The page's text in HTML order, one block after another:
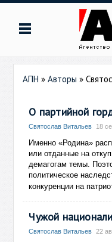
АПН »Авторы »
О партийной
Святослав Витальев 18
Именно «Родина»
или отданные на
демагогам темы.
политическое
конкуренции на
Чужой
Святослав Витальев 22